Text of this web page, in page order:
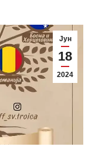
Јун
18
2024